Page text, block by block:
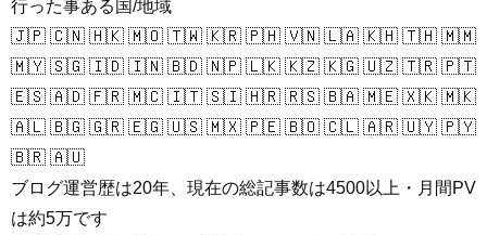
行った事ある国/地域
🇯🇵 🇨🇳 🇭🇰 🇲🇴 🇹🇼 🇰🇷 🇵🇭 🇻🇳 🇱🇦 🇰🇭 🇹🇭 🇲🇲
🇲🇾 🇸🇬 🇮🇩 🇮🇳 🇧🇩 🇳🇵 🇱🇰 🇰🇿 🇰🇬 🇺🇿 🇹🇷 🇵🇹
🇪🇸 🇦🇩 🇫🇷 🇲🇨 🇮🇹 🇸🇮 🇭🇷 🇷🇸 🇧🇦 🇲🇪 🇽🇰 🇲🇰
🇦🇱 🇧🇬 🇬🇷 🇪🇬 🇺🇸 🇲🇽 🇵🇪 🇧🇴 🇨🇱 🇦🇷 🇺🇾 🇵🇾
🇧🇷 🇦🇺
ブログ運営歴は20年、現在の総記事数は4500以上・月間PV
は約5万です